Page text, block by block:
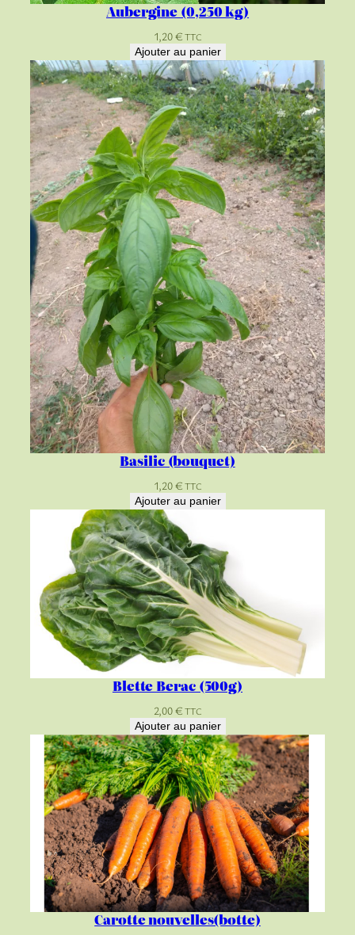
Aubergine (0,250 kg)
1,20€ TTC
Ajouter au panier
Basilic (bouquet)
1,20€ TTC
Ajouter au panier
Blette Berac (500g)
2,00€ TTC
Ajouter au panier
Carotte nouvelles(botte)